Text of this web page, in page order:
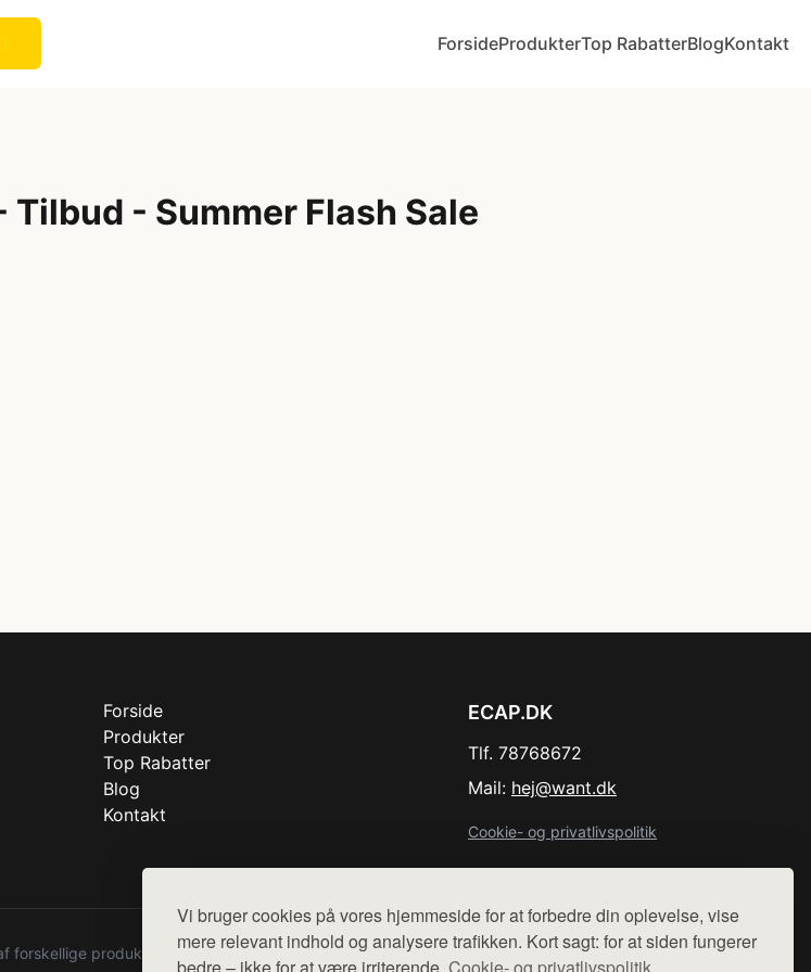
Vi bruger cookies på vores hjemmeside for at forbedre din oplevelse, vise
mere relevant indhold og analysere trafikken. Kort sagt: for at siden fungerer
ForsideProdukterTop RabatterBlogKontakt
Tilbud - Summer Flash Sale
Forside
Produkter
Top Rabatter
Blog
Kontakt
ECAP.DK
Tlf. 78768672
Mail: hej@want.dk
Cookie- og privatlivspolitik
produkter fra diverse webshops. Der sælges ikke varer fra denne side - vi henviser til de shops,